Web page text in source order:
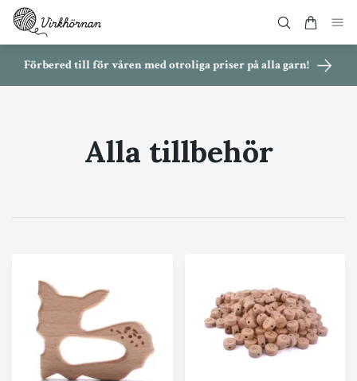
Förbered till för våren med otroliga priser på alla garn!
Alla tillbehör